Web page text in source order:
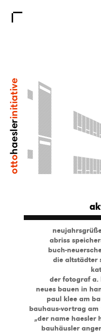
abriss
buch-
die altstädter
der fotograf a.
neues bauen in
paul klee am
bauhaus-vortrag am
„der name haesler
bauhäusler